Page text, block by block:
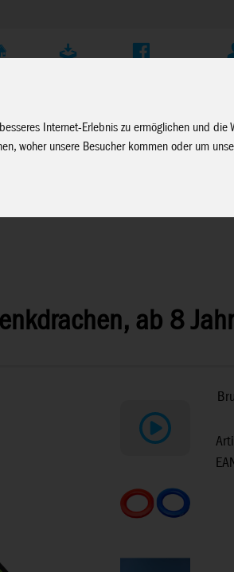
Internet-Erlebnis zu ermöglichen und
woher unsere Besucher kommen oder um
ab 8